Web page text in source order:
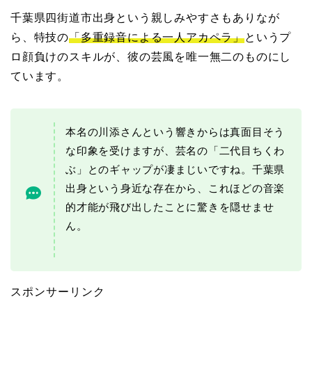
千葉県四街道市出身という親しみやすさもありなが
ら、特技の「多重録音による一人アカペラ」というプ
ロ顔負けのスキルが、彼の芸風を唯一無二のものにし
ています。
本名の川添さんという響きからは真面目そう
な印象を受けますが、芸名の「二代目ちくわ
ぶ」とのギャップが凄まじいですね。千葉県
出身という身近な存在から、これほどの音楽
的才能が飛び出したことに驚きを隠せませ
ん。
スポンサーリンク